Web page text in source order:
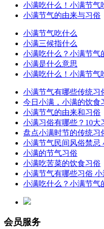
小满吃什么！小满节气
小满节气的由来与习俗
小满节气吃什么
小满三候指什么
小满吃什么？小满节气
小满是什么意思
小满吃什么！小满节气
小满节气有哪些传统习
今日小满，小满的饮食
小满节气的由来和习俗
小满习俗有哪些？10大
盘点小满时节的传统习
小满节气民间风俗禁忌
小满的节气习俗
小满吃苦菜的饮食习俗
小满节气有哪些习俗
小满吃什么？小满节气
会员服务